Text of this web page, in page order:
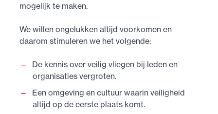
mogelijk te maken.
We willen ongelukken altijd voorkomen en
daarom stimuleren we het volgende:
De kennis over veilig vliegen bij leden en
organisaties vergroten.
Een omgeving en cultuur waarin veiligheid
altijd op de eerste plaats komt.